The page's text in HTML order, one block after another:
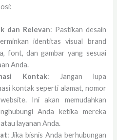
dan Relevan: Pastikan desain
identitas visual brand
font, dan gambar yang sesuai
Anda.
Kontak: Jangan lupa
kontak seperti alamat, nomor
Ini akan memudahkan
Anda ketika mereka
layanan Anda.
: Jika bisnis Anda berhubungan